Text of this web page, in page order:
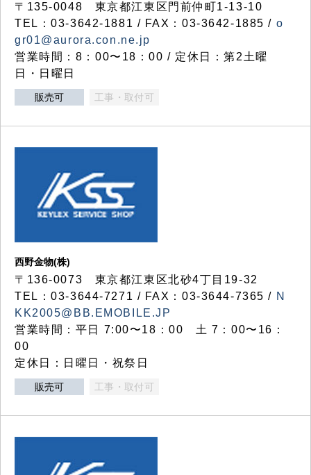
〒135-0048 東京都江東区門前仲町1-13-10
TEL：03-3642-1881 / FAX：03-3642-1885 / o
gr01@aurora.con.ne.jp
営業時間：8：00〜18：00 / 定休日：第2土曜
日・日曜日
販売可 工事・取付可
西野金物(株)
〒136-0073 東京都江東区北砂4丁目19-32
TEL：03‐3644‐7271 / FAX：03-3644-7365 / N
KK2005@BB.EMOBILE.JP
営業時間：平日 7:00〜18：00 土 7：00〜16：
00
定休日：日曜日・祝祭日
販売可 工事・取付可